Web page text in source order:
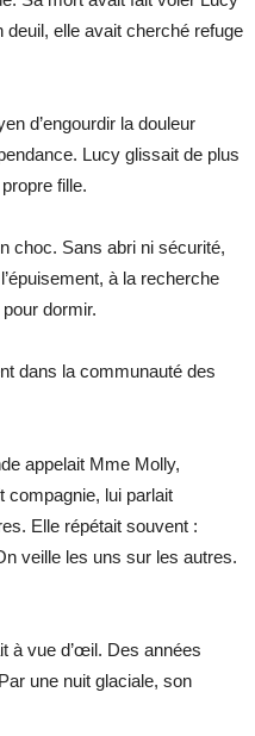
deuil, elle avait cherché refuge
d’engourdir la douleur
Lucy glissait de plus
fille.
choc. Sans abri ni sécurité,
à la recherche
dormir.
dans la communauté des
appelait Mme Molly,
compagnie, lui parlait
Elle répétait souvent :
veille les uns sur les autres.
à vue d’œil. Des années
une nuit glaciale, son